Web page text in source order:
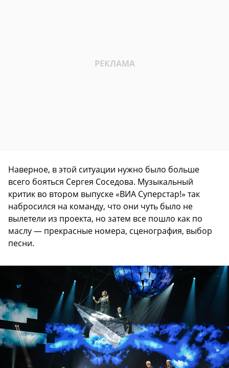
Наверное, в этой ситуации нужно было больше
всего бояться Сергея Соседова. Музыкальный
критик во втором выпуске «ВИА Суперстар!» так
набросился на команду, что они чуть было не
вылетели из проекта, но затем все пошло как по
маслу — прекрасные номера, сценография, выбор
песни.